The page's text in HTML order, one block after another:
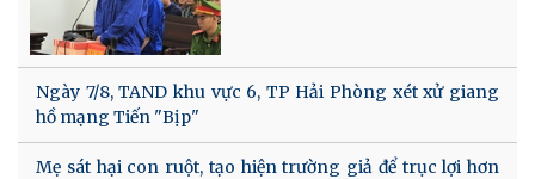
Ngày 7/8, TAND khu vực 6, TP Hải Phòng xét xử giang
hồ mạng Tiến "Bịp"
Mẹ sát hại con ruột, tạo hiện trường giả để trục lợi hơn